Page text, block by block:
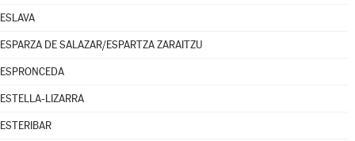
ESLAVA
ESPARZA DE SALAZAR/ESPARTZA ZARAITZU
ESPRONCEDA
ESTELLA-LIZARRA
ESTERIBAR